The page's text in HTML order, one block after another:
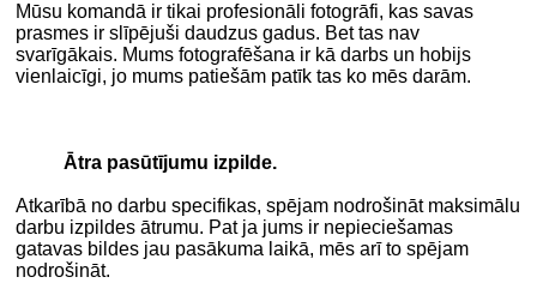
Mūsu komandā ir tikai profesionāli fotogrāfi, kas savas
prasmes ir slīpējuši daudzus gadus. Bet tas nav
svarīgākais. Mums fotografēšana ir kā darbs un hobijs
vienlaicīgi, jo mums patiešām patīk tas ko mēs darām.
Ātra pasūtījumu izpilde.
Atkarībā no darbu specifikas, spējam nodrošināt maksimālu
darbu izpildes ātrumu. Pat ja jums ir nepieciešamas
gatavas bildes jau pasākuma laikā, mēs arī to spējam
nodrošināt.